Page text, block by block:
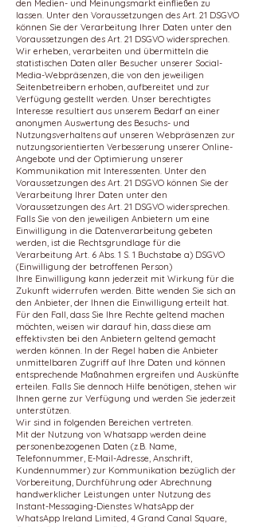
den Medien- und Meinungsmarkt einfließen zu
lassen. Unter den Voraussetzungen des Art. 21 DSGVO
können Sie der Verarbeitung Ihrer Daten unter den
Voraussetzungen des Art. 21 DSGVO widersprechen.
Wir erheben, verarbeiten und übermitteln die
statistischen Daten aller Besucher unserer Social-
Media-Webpräsenzen, die von den jeweiligen
Seitenbetreibern erhoben, aufbereitet und zur
Verfügung gestellt werden. Unser berechtigtes
Interesse resultiert aus unserem Bedarf an einer
anonymen Auswertung des Besuchs- und
Nutzungsverhaltens auf unseren Webpräsenzen zur
nutzungsorientierten Verbesserung unserer Online-
Angebote und der Optimierung unserer
Kommunikation mit Interessenten. Unter den
Voraussetzungen des Art. 21 DSGVO können Sie der
Verarbeitung Ihrer Daten unter den
Voraussetzungen des Art. 21 DSGVO widersprechen.
Falls Sie von den jeweiligen Anbietern um eine
Einwilligung in die Datenverarbeitung gebeten
werden, ist die Rechtsgrundlage für die
Verarbeitung Art. 6 Abs. 1 S. 1 Buchstabe a) DSGVO
(Einwilligung der betroffenen Person)
Ihre Einwilligung kann jederzeit mit Wirkung für die
Zukunft widerrufen werden. Bitte wenden Sie sich an
den Anbieter, der Ihnen die Einwilligung erteilt hat.
Für den Fall, dass Sie Ihre Rechte geltend machen
möchten, weisen wir darauf hin, dass diese am
effektivsten bei den Anbietern geltend gemacht
werden können. In der Regel haben die Anbieter
unmittelbaren Zugriff auf Ihre Daten und können
entsprechende Maßnahmen ergreifen und Auskünfte
erteilen. Falls Sie dennoch Hilfe benötigen, stehen wir
Ihnen gerne zur Verfügung und werden Sie jederzeit
unterstützen.
Wir sind in folgenden Bereichen vertreten.
Mit der Nutzung von Whatsapp werden deine
personenbezogenen Daten (z.B. Name,
Telefonnummer, E-Mail-Adresse, Anschrift,
Kundennummer) zur Kommunikation bezüglich der
Vorbereitung, Durchführung oder Abrechnung
handwerklicher Leistungen unter Nutzung des
Instant-Messaging-Dienstes WhatsApp der
WhatsApp Ireland Limited, 4 Grand Canal Square,